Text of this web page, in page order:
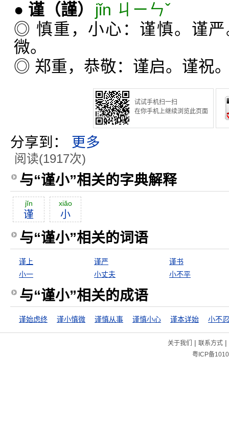
● 谨 （謹）
jǐn ㄐㄧㄣˇ
◎ 慎重，小心：谨慎。谨
微。
◎ 郑重，恭敬：谨启。谨祝
试试手机扫一扫
在你手机上继续浏览此页面
分享到： 更多
阅读(1917次)
与“谨小”相关的字典解释
jĭn
谨
xiăo
小
与“谨小”相关的词语
谨上 谨严
谨书
小一
小丈夫 小不平
与“谨小”相关的成语
谨始虑终 谨小慎微 谨慎从事 谨慎小心 谨本详始
关于我们 | 联系方式|
粤ICP备